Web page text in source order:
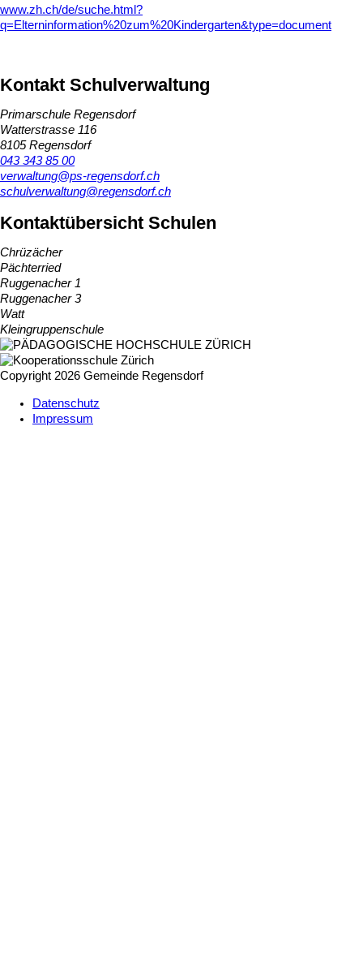
www.zh.ch/de/suche.html?
q=Elterninformation%20zum%20Kindergarten&type=document
Kontakt Schulverwaltung
Primarschule Regensdorf
Watterstrasse 116
8105 Regensdorf
043 343 85 00
verwaltung@ps-regensdorf.ch
schulverwaltung@regensdorf.ch
Kontaktübersicht Schulen
Chrüzächer
Pächterried
Ruggenacher 1
Ruggenacher 3
Watt
Kleingruppenschule
Copyright 2026 Gemeinde Regensdorf
Datenschutz
Impressum